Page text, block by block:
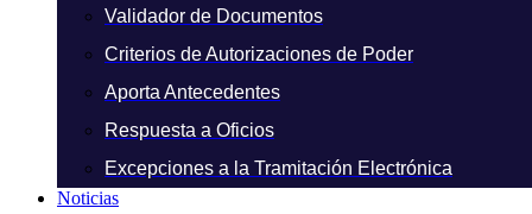
Validador de Documentos
Criterios de Autorizaciones de Poder
Aporta Antecedentes
Respuesta a Oficios
Excepciones a la Tramitación Electrónica
Noticias